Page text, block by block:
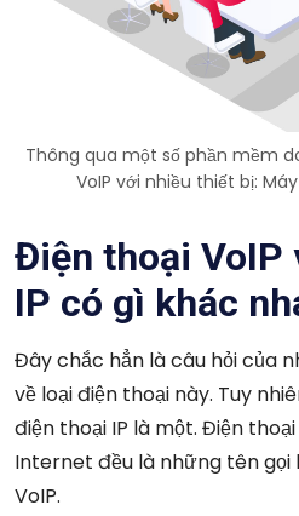
Thông qua một số phần mềm
VoIP với nhiều thiết bị:
Điện thoại VoIP
IP có gì khác
Đây chắc hẳn là câu hỏi của
về loại điện thoại này. Tuy
điện thoại IP là một. Điện
Internet đều là những tên gọi
VoIP.